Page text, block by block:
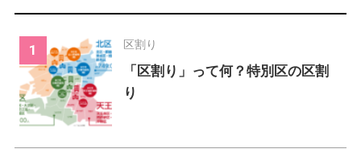
区割り
「区割り」って何？特別区の区割
り